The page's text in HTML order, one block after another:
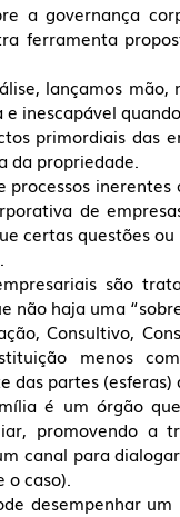
a governança
ferramenta
lançamos
inescapável
primordiais das
da propriedade.
de
certas questões
são
não haja uma
Consultivo,
menos
das partes
é um órgão
promovendo a
canal para
o caso).
desempenhar